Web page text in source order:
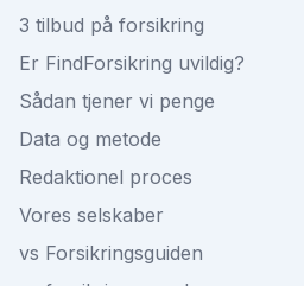
3 tilbud på forsikring
Er FindForsikring uvildig?
Sådan tjener vi penge
Data og metode
Redaktionel proces
Vores selskaber
vs Forsikringsguiden